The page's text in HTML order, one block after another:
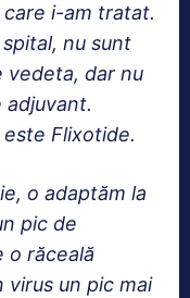
i-am tratat.
nu sunt
vedeta, dar nu
adjuvant.
Flixotide.
o adaptăm la
pic de
o răceală
virus un pic mai